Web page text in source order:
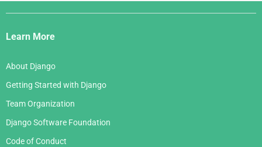
Django
Links
Learn More
About Django
Getting Started with Django
Team Organization
Django Software Foundation
Code of Conduct